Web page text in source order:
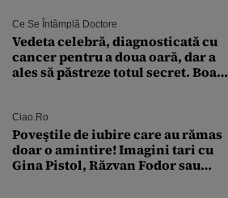
Ce Se Întâmplă Doctore
Vedeta celebră, diagnosticată cu
cancer pentru a doua oară, dar a
ales să păstreze totul secret. Boala
Ciao.ro
Poveştile de iubire care au rămas
doar o amintire! Imagini tari cu
Gina Pistol, Răzvan Fodor sau